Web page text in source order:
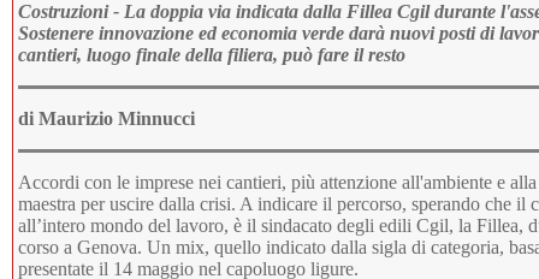
Costruzioni - La doppia via indicata dalla Fillea Cgil durante
Sostenere innovazione ed economia verde darà nuovi posti di
cantieri, luogo finale della filiera, può fare il resto
di Maurizio Minnucci
Accordi con le imprese nei cantieri, più attenzione all'ambiente e alla
maestra per uscire dalla crisi. A indicare il percorso, sperando che il
all’intero mondo del lavoro, è il sindacato degli edili Cgil, la Fillea,
corso a Genova. Un mix, quello indicato dalla sigla di categoria,
presentate il 14 maggio nel capoluogo ligure.